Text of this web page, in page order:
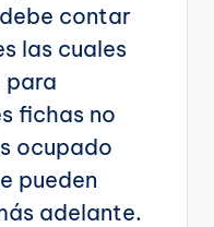
contar
las cuales
para
fichas no
ocupado
pueden
adelante.